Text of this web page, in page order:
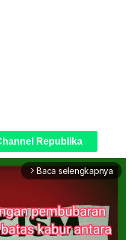
Republika
arrow_forward_ios Baca selengkapnya